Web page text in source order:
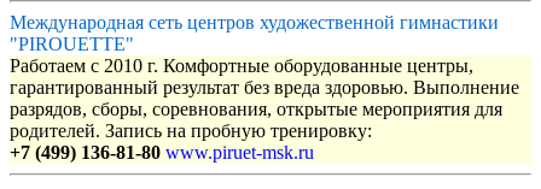
Международная сеть центров художественной гимнастики
"PIROUETTE"
Работаем с 2010 г. Комфортные оборудованные центры,
гарантированный результат без вреда здоровью. Выполнение
разрядов, сборы, соревнования, открытые мероприятия для
родителей. Запись на пробную тренировку:
+7 (499) 136-81-80 www.piruet-msk.ru